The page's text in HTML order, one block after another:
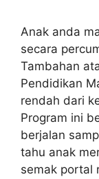
Anak anda
secara
Tambahan
Pendidikan
rendah dari
Program ini
berjalan
tahu anak
semak portal